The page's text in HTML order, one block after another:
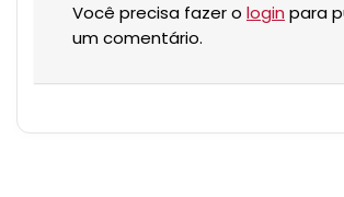
Você precisa fazer o login para
um comentário.